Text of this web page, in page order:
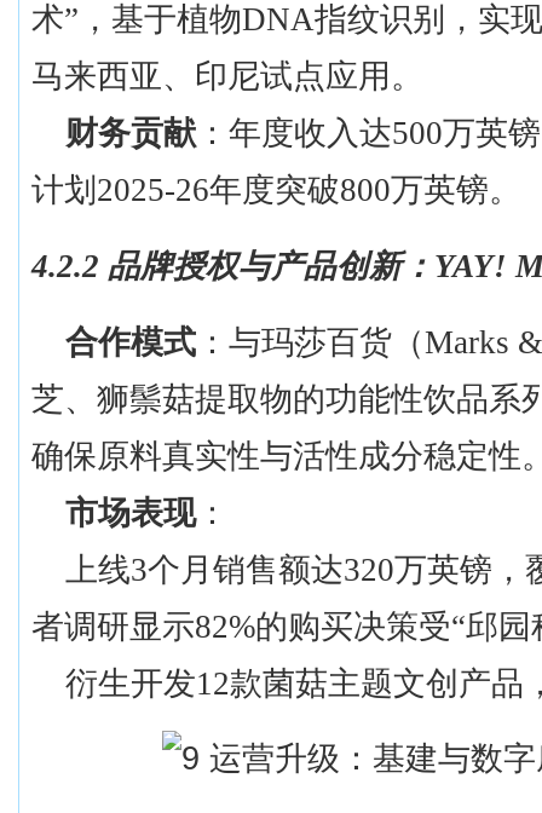
术”，基于植物DNA指纹识别，实
马来西亚、印尼试点应用。
财务贡献 ：年度收入达500万英
计划2025-26年度突破800万英镑。
4.2.2 品牌授权与产品创新：YAY!
合作模式 ：与玛莎百货（Marks
芝、狮鬃菇提取物的功能性饮品系
确保原料真实性与活性成分稳定性
市场表现：
上线3个月销售额达320万英镑，
者调研显示82%的购买决策受“邱
衍生开发12款菌菇主题文创产品